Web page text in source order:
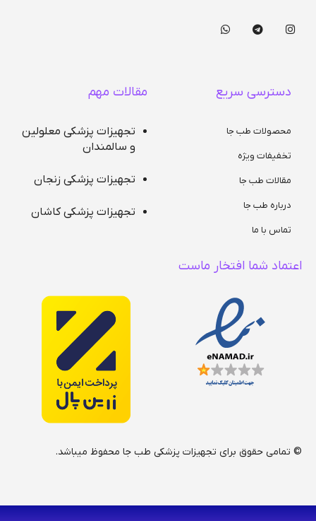
دسترسی سریع
محصولات طب جا
تخفیفات ویژه
مقالات طب جا
درباره طب جا
تماس با ما
مقالات مهم
تجهیزات پزشکی معلولین
و سالمندان
تجهیزات پزشکی زنجان
تجهیزات پزشکی کاشان
اعتماد شما افتخار ماست
© تمامی حقوق برای تجهیزات پزشکی طب جا محفوظ میباشد.